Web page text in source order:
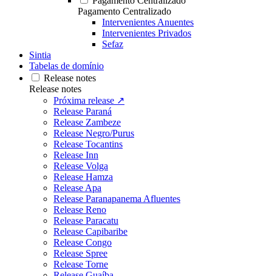
Pagamento Centralizado
Intervenientes Anuentes
Intervenientes Privados
Sefaz
Sintia
Tabelas de domínio
Release notes
Release notes
Próxima release ↗
Release Paraná
Release Zambeze
Release Negro/Purus
Release Tocantins
Release Inn
Release Volga
Release Hamza
Release Apa
Release Paranapanema Afluentes
Release Reno
Release Paracatu
Release Capibaribe
Release Congo
Release Spree
Release Torne